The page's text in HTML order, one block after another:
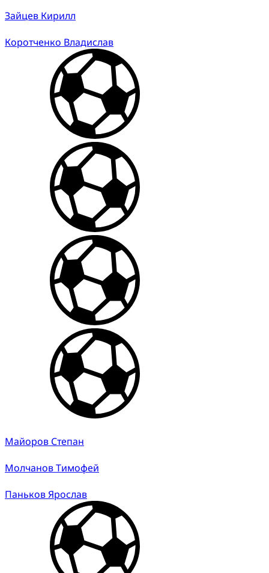
Зайцев Кирилл
Коротченко Владислав
Майоров Степан
Молчанов Тимофей
Паньков Ярослав